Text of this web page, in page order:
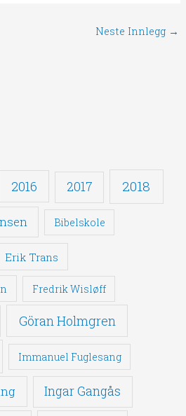
Neste Innlegg →
2016 2017 2018
Bibelskole
Erik Trans
Fredrik Wisløff
Göran Holmgren
Immanuel Fuglesang
Ingar Gangås